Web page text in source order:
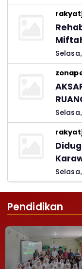
Pendidikan